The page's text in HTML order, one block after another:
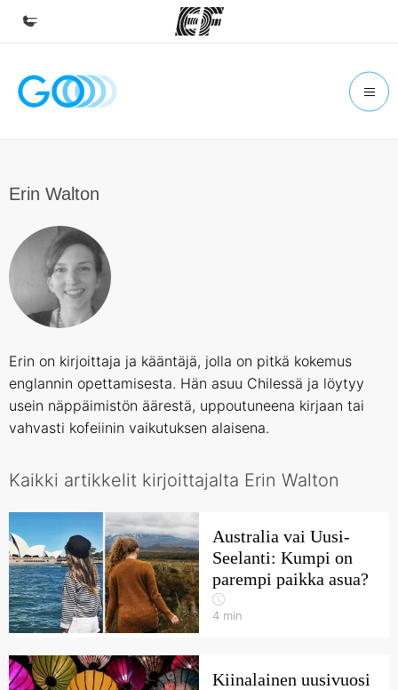
Koti
Etsi toimisto lähelläsi
Tietoa Meistä -sivustolla
Tutustu meihin tarkemmin
Liity joukkoomme
Erin Walton
Erin on kirjoittaja ja kääntäjä, jolla on pitkä kokemus
englannin opettamisesta. Hän asuu Chilessä ja löytyy
usein näppäimistön äärestä, uppoutuneena kirjaan tai
vahvasti kofeiinin vaikutuksen alaisena.
Kaikki artikkelit kirjoittajalta Erin Walton
Australia vai Uusi-
Seelanti: Kumpi on
parempi paikka asua?
4 min
Kiinalainen uusivuosi